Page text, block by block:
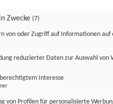
Zwecke (7)
von oder Zugriff auf Informationen auf
reduzierter Daten zur Auswahl von
Interesse
von Profilen für personalisierte